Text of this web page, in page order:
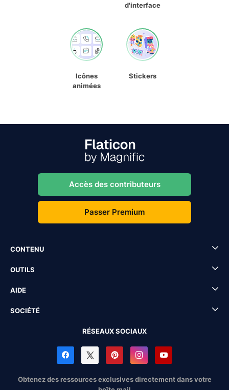
d'interface
Icônes
animées
Stickers
Accès des contributeurs
Passer Premium
CONTENU
OUTILS
AIDE
SOCIÉTÉ
RÉSEAUX SOCIAUX
Obtenez des ressources exclusives directement dans votre